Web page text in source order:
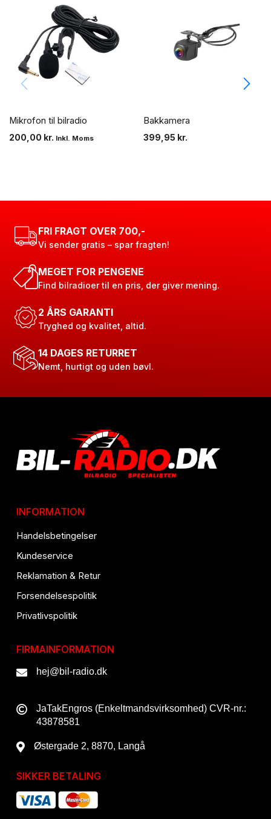
Mikrofon til bilradio
200,00 kr. Inkl. Moms
Bakkamera
399,95 kr.
FRI FRAGT OVER 700,-
Vi sender gratis – spar fragten!
MEGET FOR PENGENE
Find bilradioer til en pris, der giver mening.
2 ÅRS GARANTI
Tryghed og kvalitet, altid.
14 DAGES RETURRET
Nemt, hurtigt og uden bøvl.
INFORMATION
Handelsbetingelser
Kundeservice
Reklamation & Retur
Forsendelsespolitik
Privatlivspolitik
FIRMAINFORMATION
hej@bil-radio.dk
JaTakEngros (Enkeltmandsvirksomhed) CVR-nr.:
43878581
Østergade 2, 8870, Langå
SIKKER BETALING